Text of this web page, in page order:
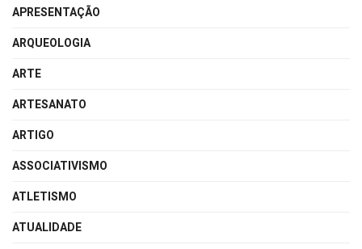
APRESENTAÇÃO
ARQUEOLOGIA
ARTE
ARTESANATO
ARTIGO
ASSOCIATIVISMO
ATLETISMO
ATUALIDADE